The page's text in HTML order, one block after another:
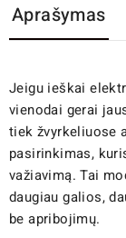
Aprašymas
Jeigu ieškai
vienodai gerai
tiek žvyrkeliuose
pasirinkimas,
važiavimą. Tai
daugiau galios,
be apribojimų.